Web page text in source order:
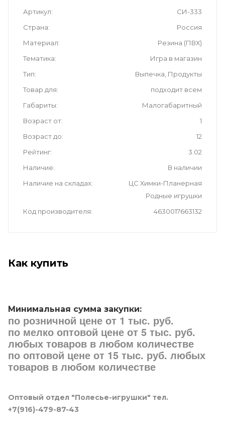
Артикул
СИ-333
Страна
Россия
Материал
Резина (ПВХ)
Тематика
Игра в магазин
Тип
Выпечка, Продукты
Товар для
подходит всем
Габариты
Малогабаритный
Возраст от
1
Возраст до
12
Рейтинг
3.02
Наличие
В наличии
Наличие на складах
ЦС Химки-Планерная
Родные игрушки
Код производителя
4630017663132
Как купить
Минимальная сумма закупки:
по розничной цене от 1 тыс. руб.
по мелко оптовой цене от 5 тыс. руб.
любых товаров в любом количестве
по оптовой цене от 15 тыс. руб. любых
товаров в любом количестве
Оптовый отдел "Полесье-игрушки" тел.
+7(916)-479-87-43